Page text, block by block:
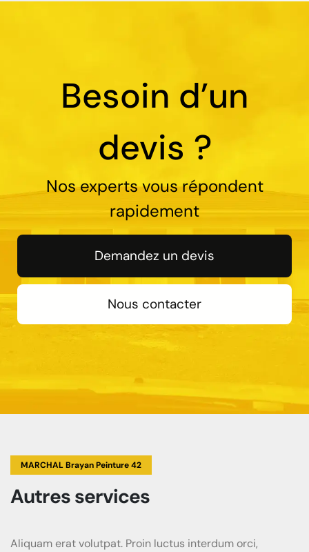
Besoin d’un
devis ?
Nos experts vous répondent
rapidement
Demandez un devis
Nous contacter
MARCHAL Brayan Peinture 42
Autres services
Aliquam erat volutpat. Proin luctus interdum orci,